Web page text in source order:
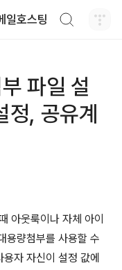
일호스팅
파일 설
, 공유계
아웃룩이나 자체 아이
용량첨부를 사용할 수
자 자신이 설정 값에